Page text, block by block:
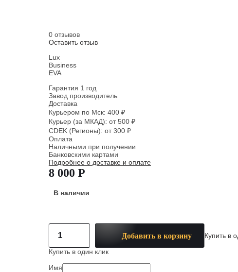
0 отзывов
Оставить отзыв
Lux
Business
EVA
Гарантия 1 год
Завод производитель
Доставка
Курьером по Мск: 400 ₽
Курьер (за МКАД): от 500 ₽
CDEK (Регионы): от 300 ₽
Оплата
Наличными при получении
Банковскими картами
Подробнее о доставке и оплате
8 000 Р
В наличии
Добавить в корзину Купить в
Купить в один клик
Имя